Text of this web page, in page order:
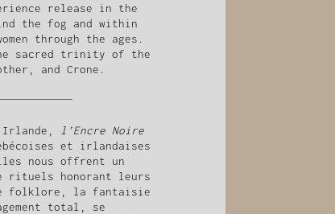
release in the
the fog and within
through the ages.
sacred trinity of the
and Crone.
l’Encre Noire
et irlandaises
nous offrent un
rituels honorant leurs
folklore, la fantaisie
total, se